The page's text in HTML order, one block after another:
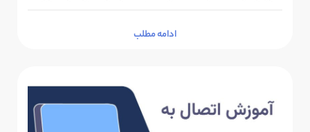
ادامه مطلب